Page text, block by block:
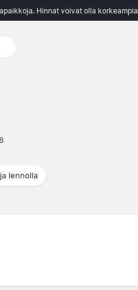
Hinnat voivat olla
lennolla